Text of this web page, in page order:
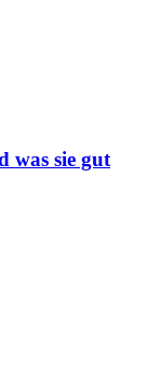
was sie gut